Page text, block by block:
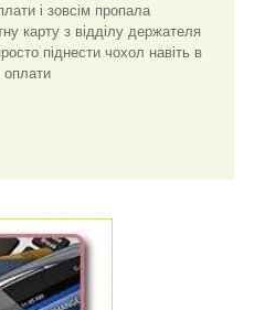
і зовсім пропала
карту з відділу держателя
піднести чохол навіть в
оплати